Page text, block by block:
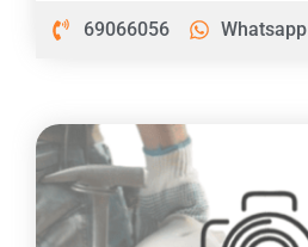
69066056 Whatsapp